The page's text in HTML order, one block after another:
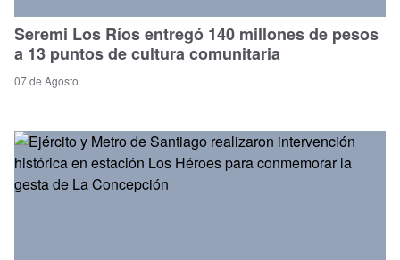
Seremi Los Ríos entregó 140 millones de pesos
a 13 puntos de cultura comunitaria
07 de Agosto